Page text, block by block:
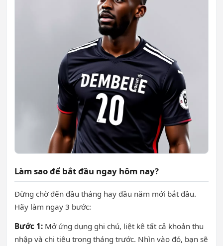
Làm sao để bắt đầu ngay hôm nay?
Đừng chờ đến đầu tháng hay đầu năm mới bắt đầu.
Hãy làm ngay 3 bước:
Bước 1: Mở ứng dụng ghi chú, liệt kê tất cả khoản thu
nhập và chi tiêu trong tháng trước. Nhìn vào đó, bạn sẽ